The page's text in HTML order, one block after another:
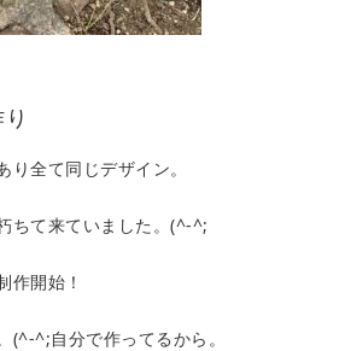
全て同じデザイン。
ちて来ていました。(^-^;
作開始！
(^-^;自分で作ってるから。